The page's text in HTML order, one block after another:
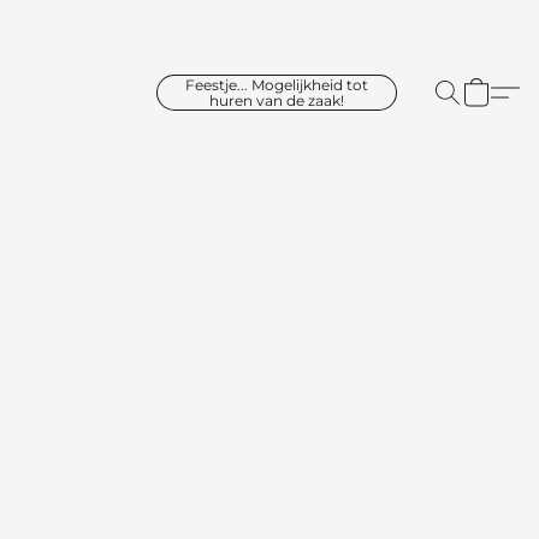
Feestje... Mogelijkheid tot
huren van de zaak!